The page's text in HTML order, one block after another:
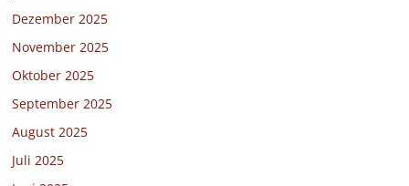
Dezember 2025
November 2025
Oktober 2025
September 2025
August 2025
Juli 2025